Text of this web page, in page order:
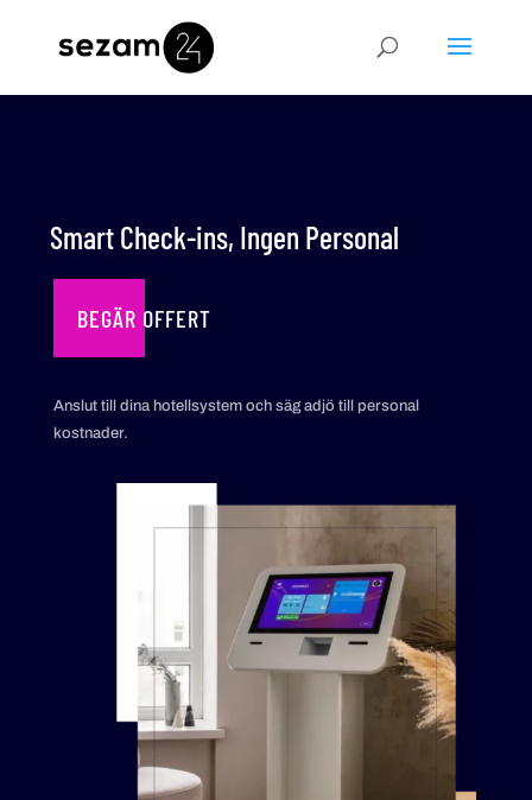
Smart Check-ins, Ingen Personal
BEGÄR OFFERT
Anslut till dina hotellsystem och säg adjö till personal
kostnader.